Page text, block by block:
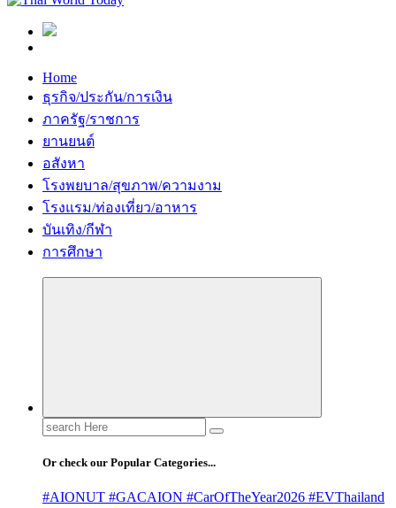
Home
ธุรกิจ/ประกัน/การเงิน
ภาครัฐ/ราชการ
ยานยนต์
อสังหา
โรงพยบาล/สุขภาพ/ความงาม
โรงแรม/ท่องเที่ยว/อาหาร
บันเทิง/กีฬา
การศึกษา
Search
for:
Or check our Popular Categories...
#AIONUT #GACAION #CarOfTheYear2026 #EVThailand